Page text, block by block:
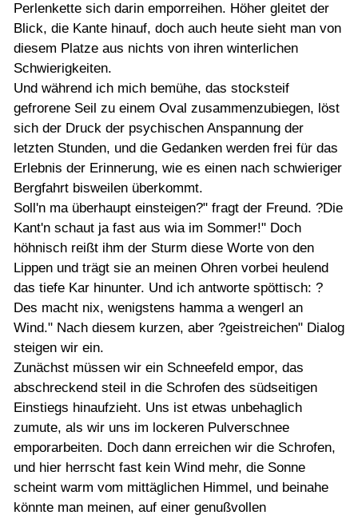
Perlenkette sich darin emporreihen. Höher gleitet der
Blick, die Kante hinauf, doch auch heute sieht man von
diesem Platze aus nichts von ihren winterlichen
Schwierigkeiten.
Und während ich mich bemühe, das stocksteif
gefrorene Seil zu einem Oval zusammenzubiegen, löst
sich der Druck der psychischen Anspannung der
letzten Stunden, und die Gedanken werden frei für das
Erlebnis der Erinnerung, wie es einen nach schwieriger
Bergfahrt bisweilen überkommt.
Soll'n ma überhaupt einsteigen?" fragt der Freund. ?Die
Kant'n schaut ja fast aus wia im Sommer!" Doch
höhnisch reißt ihm der Sturm diese Worte von den
Lippen und trägt sie an meinen Ohren vorbei heulend
das tiefe Kar hinunter. Und ich antworte spöttisch: ?
Des macht nix, wenigstens hamma a wengerl an
Wind." Nach diesem kurzen, aber ?geistreichen" Dialog
steigen wir ein.
Zunächst müssen wir ein Schneefeld empor, das
abschreckend steil in die Schrofen des südseitigen
Einstiegs hinaufzieht. Uns ist etwas unbehaglich
zumute, als wir uns im lockeren Pulverschnee
emporarbeiten. Doch dann erreichen wir die Schrofen,
und hier herrscht fast kein Wind mehr, die Sonne
scheint warm vom mittäglichen Himmel, und beinahe
könnte man meinen, auf einer genußvollen